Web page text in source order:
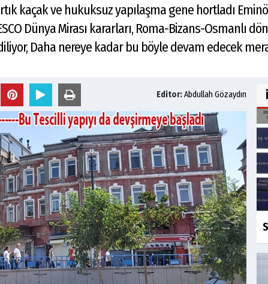
kaçak ve hukuksuz yapılaşma gene hortladı
Dünya Mirası kararları, Roma-Bizans-Osmanlı
Daha nereye kadar bu böyle devam edecek
Editor:Abdullah Gözaydın